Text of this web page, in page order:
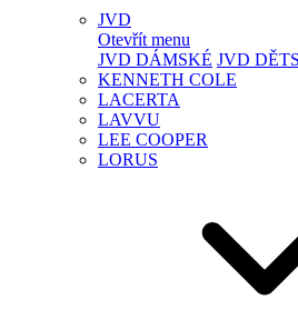
JVD
Otevřít menu
JVD DÁMSKÉ JVD
KENNETH COLE
LACERTA
LAVVU
LEE COOPER
LORUS